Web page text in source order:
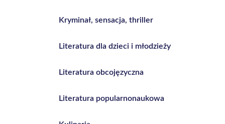
Kryminał, sensacja, thriller
Literatura dla dzieci i młodzieży
Literatura obcojęzyczna
Literatura popularnonaukowa